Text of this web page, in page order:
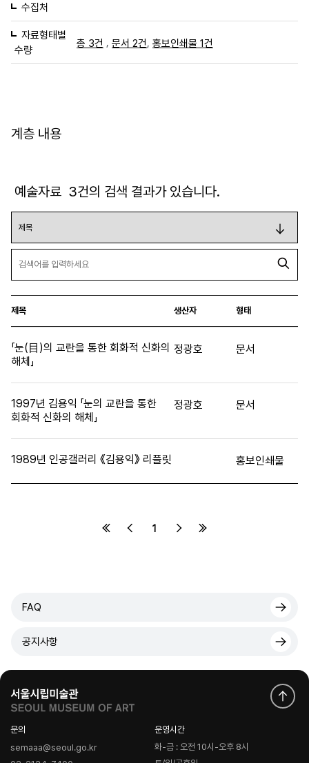
수집처
자료형태별
수량
총 3건 , 문서 2건 홍보인쇄물 1건
계층 내용
예술자료 3건의 검색 결과가 있습니다.
제목 생산자 형태
「눈(目)의 교란을 통한 회화적 신화의
해체」
정광호 문서
1997년 김용익 「눈의 교란을 통한
회화적 신화의 해체」
정광호 문서
1989년 인공갤러리 《김용익》 리플릿 홍보인쇄물
1
FAQ
공지사항
문의
semaaa@seoul.go.kr
운영시간
화-금 : 오전 10시-오후 8시